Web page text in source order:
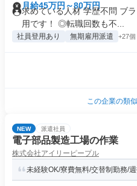
月給45万円～80万円
求めている人材 学歴不問 ブ
用です！ ◎転職回数も不...
社員登用あり 無期雇用派遣 +27個
この企業の類
NEW 派遣社員
電子部品製造工場の作業
株式会社アイリーピープル
未経験OK/寮費無料/交替制勤務/